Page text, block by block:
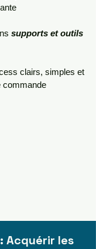
supports et outils
clairs, simples et
commande
Acquérir les